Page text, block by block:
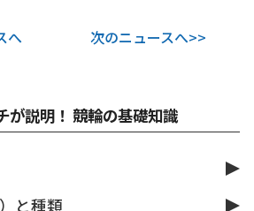
へ 次のニュースへ>>
が説明！ 競輪の基礎知識
と種類